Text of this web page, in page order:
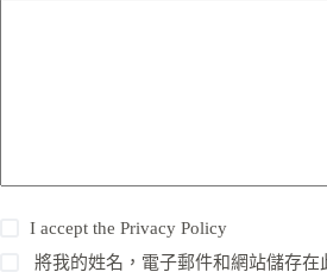
I accept thePrivacy Policy
將我的姓名，電子郵件和網站儲存